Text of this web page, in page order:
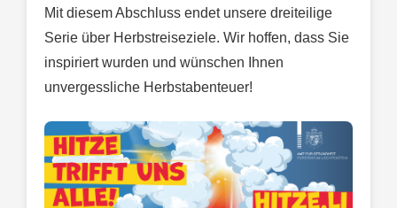
Mit diesem Abschluss endet unsere dreiteilige
Serie über Herbstreiseziele. Wir hoffen, dass Sie
inspiriert wurden und wünschen Ihnen
unvergessliche Herbstabenteuer!